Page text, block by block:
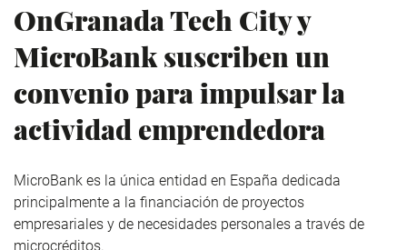
OnGranada Tech City y
MicroBank suscriben un
convenio para impulsar la
actividad emprendedora
MicroBank es la única entidad en España dedicada
principalmente a la financiación de proyectos
empresariales y de necesidades personales a través de
microcréditos.